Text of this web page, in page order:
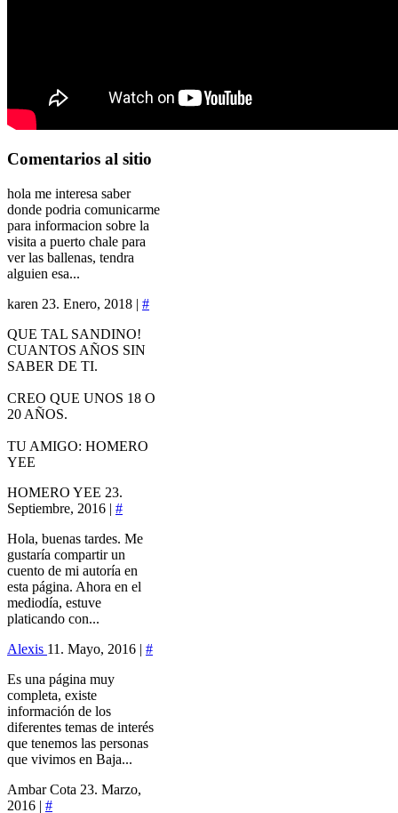
Comentarios al sitio
hola me interesa saber
donde podria comunicarme
para informacion sobre la
visita a puerto chale para
ver las ballenas, tendra
alguien esa...
karen 23. Enero, 2018 | #
QUE TAL SANDINO!
CUANTOS AÑOS SIN
SABER DE TI.
CREO QUE UNOS 18 O
20 AÑOS.
TU AMIGO: HOMERO
YEE
HOMERO YEE 23.
Septiembre, 2016 | #
Hola, buenas tardes. Me
gustaría compartir un
cuento de mi autoría en
esta página. Ahora en el
mediodía, estuve
platicando con...
Alexis 11. Mayo, 2016 | #
Es una página muy
completa, existe
información de los
diferentes temas de interés
que tenemos las personas
que vivimos en Baja...
Ambar Cota 23. Marzo,
2016 | #